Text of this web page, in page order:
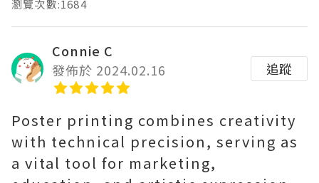
瀏覽次數:1684
Connie C
發佈於 2024.02.16
追蹤
Poster printing combines creativity
with technical precision, serving as
a vital tool for marketing,